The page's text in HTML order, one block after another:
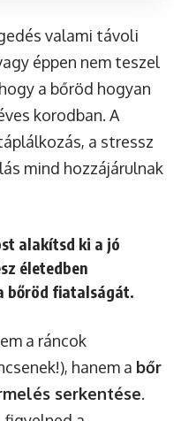
valami távoli
éppen nem teszel
a bőröd hogyan
korodban. A
a stressz
mind hozzájárulnak
alakítsd ki a jó
életedben
bőröd fiatalságát.
a ráncok
hanem a bőr
serkentése.